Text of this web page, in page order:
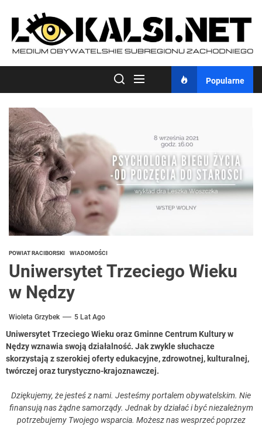
content
Popularne
POWIAT RACIBORSKI WIADOMOŚCI
Uniwersytet Trzeciego Wieku
w Nędzy
Wioleta Grzybek 5 Lat Ago
Uniwersytet Trzeciego Wieku oraz Gminne Centrum Kultury w
Nędzy wznawia swoją działalność. Jak zwykle słuchacze
skorzystają z szerokiej oferty edukacyjne, zdrowotnej, kulturalnej,
twórczej oraz turystyczno-krajoznawczej.
Dziękujemy, że jesteś z nami. Jesteśmy portalem obywatelskim. Nie
finansują nas żądne samorządy. Jednak by działać i być niezależnym
potrzebujemy Twojego wsparcia. Możesz nas wesprzeć poprzez